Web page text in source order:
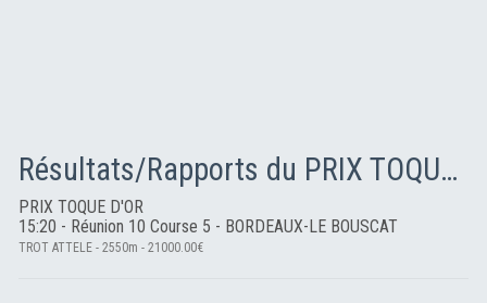
Résultats/Rapports du PRIX TOQUE D'OR
PRIX TOQUE D'OR
15:20 - Réunion 10 Course 5 - BORDEAUX-LE BOUSCAT
TROT ATTELE - 2550m - 21000.00€